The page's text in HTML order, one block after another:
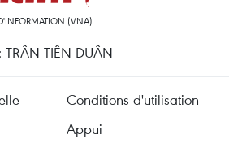
(VNA)
TIÊN DUÂN
Conditions d'utilisation
Appui